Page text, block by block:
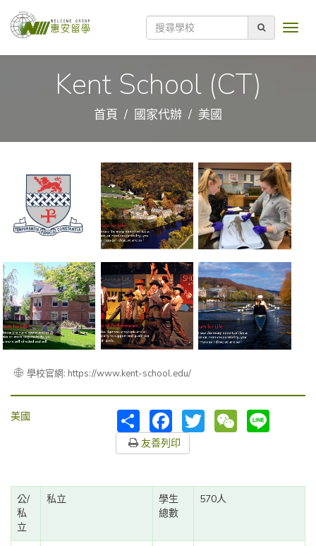
Kent School (CT)
首頁 國家代辦 美國
學校官網: https://www.kent-school.edu/
美國
分
FacebookTwitter WeChat
友善列印
公/
私
立
私立
學生
總數
570人